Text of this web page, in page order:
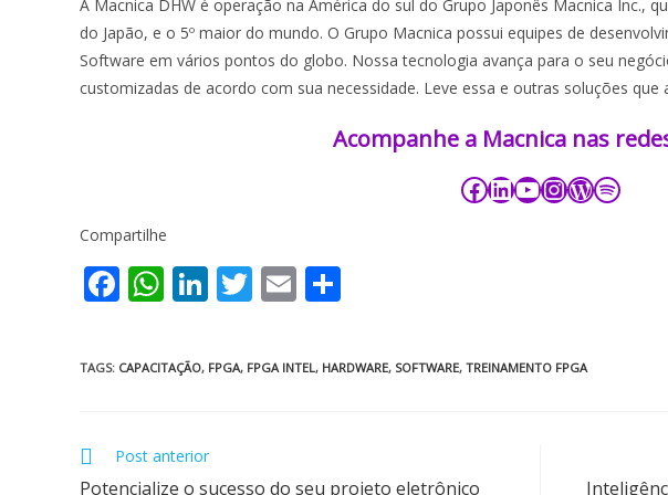
A Macnica DHW é operação na América do sul do Grupo Japonês Macnica Inc.,
do Japão, e o 5º maior do mundo. O Grupo Macnica possui equipes de
Software em vários pontos do globo. Nossa tecnologia avança para o seu
customizadas de acordo com sua necessidade. Leve essa e outras soluções
Acompanhe a Macnica nas
Compartilhe
F
e
o
W
at
s
p
Li
k
n
T
itt
E
ai ar
TAGS: CAPACITAÇÃO, FPGA, FPGA INTEL, HARDWARE, SOFTWARE, TREINAMENTO FPGA
Post anterior
Potencialize o sucesso do seu projeto eletrônico